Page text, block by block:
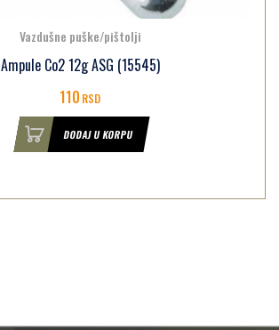
Vazdušne puške/pištolji
Ampule Co2 12g ASG (15545)
110RSD
DODAJ U KORPU